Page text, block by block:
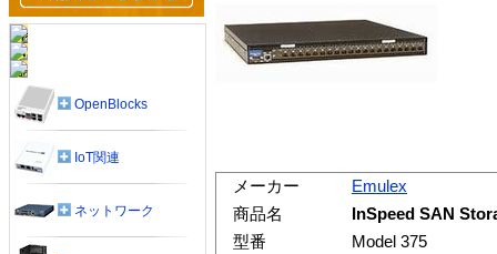
メーカー
Emulex
商品名
InSpeed SAN
型番
Model 375
OpenBlocks
IoT関連
ネットワーク